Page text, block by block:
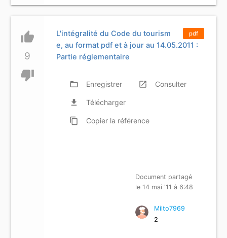
thumb_up
9
thumb_down
pdf
L'intégralité du Code du tourism
e, au format pdf et à jour au 14.05.2011 :
Partie réglementaire
folder_open Enregistrer launch Consulter
file_download Télécharger
content_copy Copier la référence
Document partagé
le 14 mai '11 à 6:48
Milto7969
2